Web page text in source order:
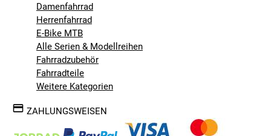
Damenfahrrad
Herrenfahrrad
E-Bike MTB
Alle Serien & Modellreihen
Fahrradzubehör
Fahrradteile
Weitere Kategorien
ZAHLUNGSWEISEN